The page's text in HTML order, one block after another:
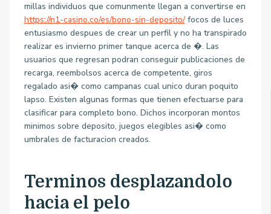
millas individuos que comunmente llegan a convertirse en
https://n1-casino.co/es/bono-sin-deposito/focos de luces
entusiasmo despues de crear un perfil y no ha transpirado
realizar es invierno primer tanque acerca de �. Las
usuarios que regresan podran conseguir publicaciones de
recarga, reembolsos acerca de competente, giros
regalado asi� como campanas cual unico duran poquito
lapso. Existen algunas formas que tienen efectuarse para
clasificar para completo bono. Dichos incorporan montos
minimos sobre deposito, juegos elegibles asi� como
umbrales de facturacion creados.
Terminos desplazandolo
hacia el pelo